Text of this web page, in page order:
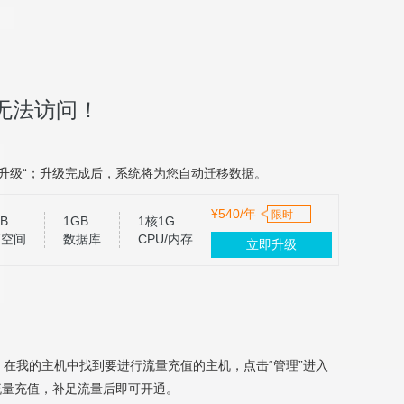
访问！
“；升级完成后，系统将为您自动迁移数据。
间
1GB
数据库
1核1G
CPU/内存
¥540/年 限时
立即升级
在我的主机中找到要进行流量充值的主机，点击“管理”进入
充值，补足流量后即可开通。